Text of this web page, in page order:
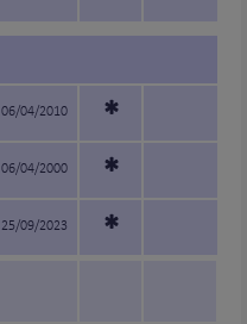
06/04/2010 *
06/04/2000 *
25/09/2023 *